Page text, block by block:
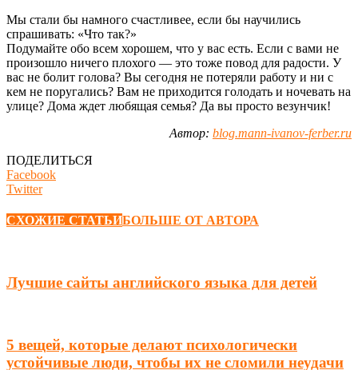
Мы стали бы намного счастливее, если бы научились
спрашивать: «Что так?»
Подумайте обо всем хорошем, что у вас есть. Если с вами не
произошло ничего плохого — это тоже повод для радости. У
вас не болит голова? Вы сегодня не потеряли работу и ни с
кем не поругались? Вам не приходится голодать и ночевать на
улице? Дома ждет любящая семья? Да вы просто везунчик!
Автор: blog.mann-ivanov-ferber.ru
ПОДЕЛИТЬСЯ
Facebook
Twitter
СХОЖИЕ СТАТЬИБОЛЬШЕ ОТ АВТОРА
Лучшие сайты английского языка для детей
5 вещей, которые делают психологически
устойчивые люди, чтобы их не сломили неудачи